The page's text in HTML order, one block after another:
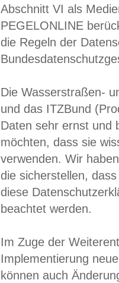
Abschnitt VI als
PEGELONLINE
die Regeln der
Die Wasserstraßen-
und das ITZBund
Daten sehr ernst und
möchten, dass sie
verwenden. Wir
die sicherstellen,
diese
beachtet werden.
Im Zuge der
Implementierung
können auch